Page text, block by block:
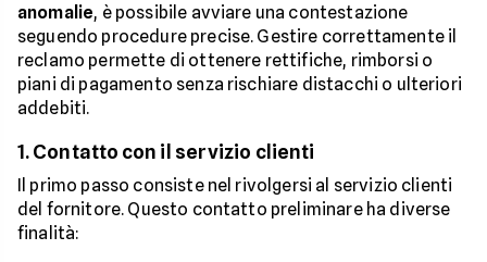
anomalie, è possibile avviare una contestazione
seguendo procedure precise. Gestire correttamente il
reclamo permette di ottenere rettifiche, rimborsi o
piani di pagamento senza rischiare distacchi o ulteriori
addebiti.
1. Contatto con il servizio clienti
Il primo passo consiste nel rivolgersi al servizio clienti
del fornitore. Questo contatto preliminare ha diverse
finalità: